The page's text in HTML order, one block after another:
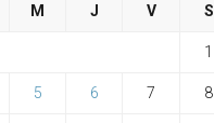
M J V S
1
5 6 7 8